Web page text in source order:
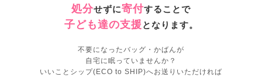
処分せずに寄付することで
子ども達の支援 となります。
不要になったバッグ・かばんが
自宅に眠っていませんか？
いいことシップ(ECO to SHIP)へお送りいただければ